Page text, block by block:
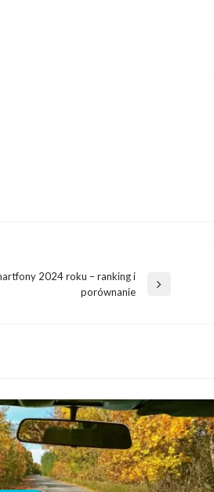
2024 roku – ranking i
porównanie